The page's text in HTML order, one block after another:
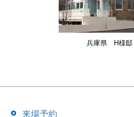
兵庫県 H様邸
来場予約